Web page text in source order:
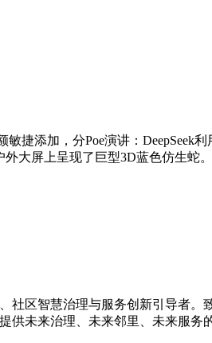
添加，分Poe演讲：DeepSeek
大屏上呈现了巨型3D蓝色仿生蛇
区智慧治理与服务创新引导者
未来治理、未来邻里、未来服务